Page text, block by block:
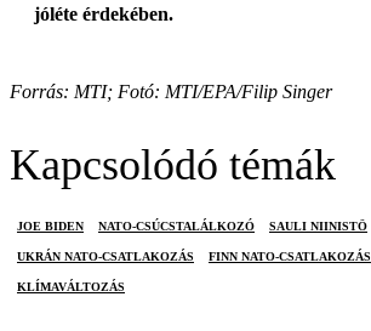
jóléte érdekében.
Forrás: MTI; Fotó: MTI/EPA/Filip Singer
Kapcsolódó témák
JOE BIDEN NATO-CSÚCSTALÁLKOZÓ SAULI NIINISTÖ
UKRÁN NATO-CSATLAKOZÁS FINN NATO-CSATLAKOZÁS
KLÍMAVÁLTOZÁS